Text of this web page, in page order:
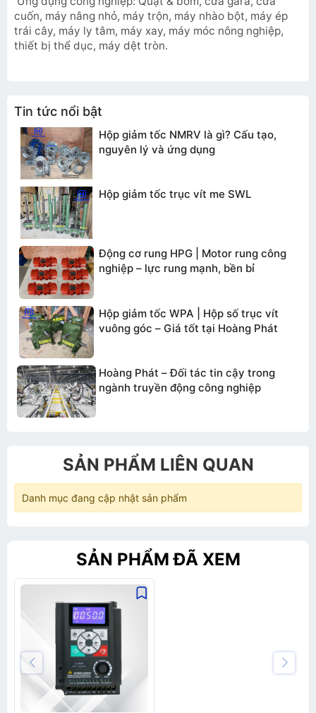
TƯ VẤN BÁO GIÁ
Gửi thông tin
cuốn, máy nâng nhỏ, máy trộn, máy nhào bột, máy ép
trái cây, máy ly tâm, máy xay, máy móc nông nghiệp,
thiết bị thể dục, máy dệt tròn.
Tin tức nổi bật
Hộp giảm tốc NMRV là gì? Cấu tạo,
nguyên lý và ứng dụng
Hộp giảm tốc trục vít me SWL
Động cơ rung HPG | Motor rung công
nghiệp – lực rung mạnh, bền bỉ
Hộp giảm tốc WPA | Hộp số trục vít
vuông góc – Giá tốt tại Hoàng Phát
Hoàng Phát – Đối tác tin cậy trong
ngành truyền động công nghiệp
SẢN PHẨM LIÊN QUAN
Danh mục đang cập nhật sản phẩm
SẢN PHẨM ĐÃ XEM